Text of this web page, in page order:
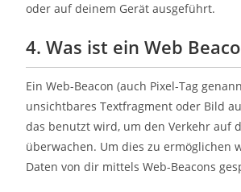
oder auf deinem Gerät ausgeführt.
4. Was ist ein Web
Ein Web-Beacon (auch Pixel-Tag
unsichtbares Textfragment oder Bild
das benutzt wird, um den Verkehr auf
überwachen. Um dies zu ermöglichen
Daten von dir mittels Web-Beacons